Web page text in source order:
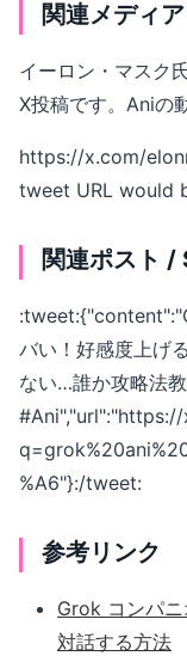
関連メディア
イーロン・マスク
X投稿です。Aniの
https://x.com/
tweet URL would
関連ポスト /
バい！好感度上げ
ない…誰か攻略法
%A6"}:/tweet:
参考リンク
Grok コンパ
対話する方法